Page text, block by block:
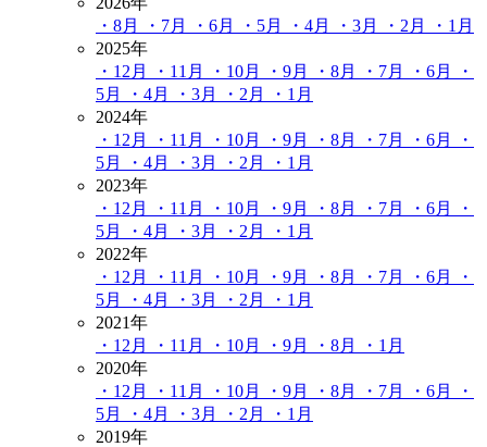
・8月
・7月 ・6月 ・5月 ・4月 ・3月 ・2月
・1月
2025年
・12月
・11月 ・10月 ・9月 ・8月 ・7月 ・6月
・
5月
・4月 ・3月 ・2月
・1月
2024年
・12月
・11月 ・10月 ・9月 ・8月 ・7月 ・6月
・
5月
・4月 ・3月 ・2月
・1月
2023年
・12月
・11月 ・10月 ・9月 ・8月 ・7月 ・6月
・
5月
・4月 ・3月 ・2月
・1月
2022年
・12月
・11月 ・10月 ・9月 ・8月 ・7月 ・6月
・
5月
・4月 ・3月 ・2月
・1月
2021年
・12月
・11月 ・10月 ・9月 ・8月
・1月
2020年
・12月
・11月 ・10月 ・9月 ・8月 ・7月 ・6月
・
5月
・4月 ・3月 ・2月
・1月
2019年